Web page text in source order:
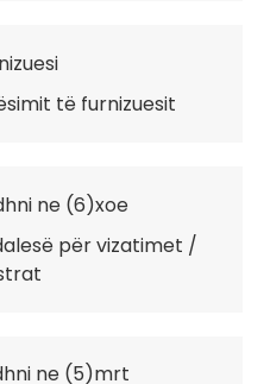
të furnizuesit
për vizatimet /